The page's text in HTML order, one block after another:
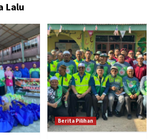
Lalu
Berita Pilihan